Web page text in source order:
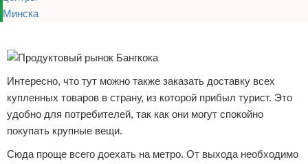
Интересно, что тут можно также заказать доставку всех
купленных товаров в страну, из которой прибыл турист. Это
удобно для потребителей, так как они могут спокойно
покупать крупные вещи.
Сюда проще всего доехать на метро. От выхода необходимо